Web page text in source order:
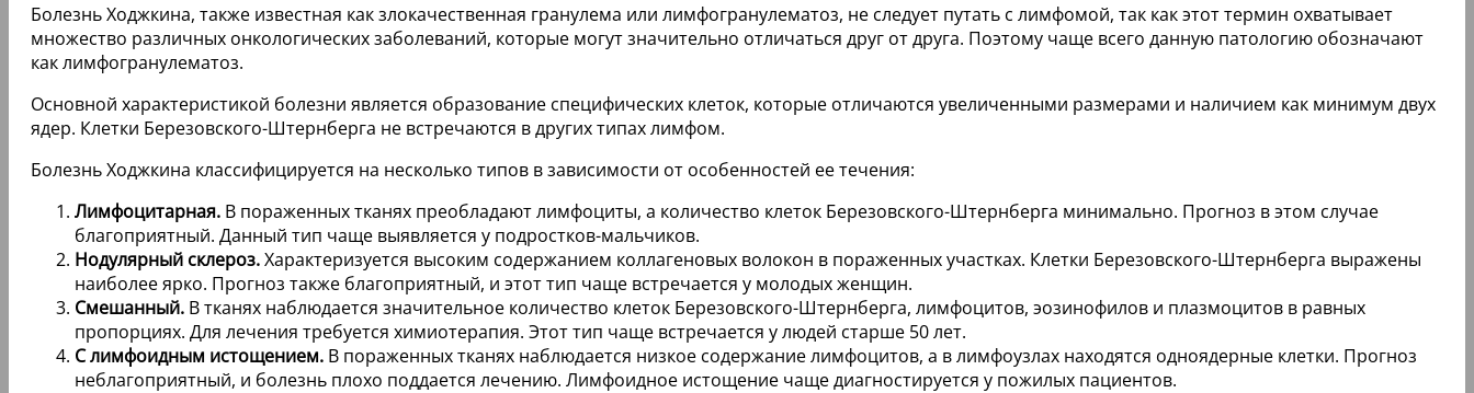
Болезнь Ходжкина, также известная как злокачественная гранулема или лимфогранулематоз, не следует путать с лимфомой, так как этот термин охватывает
множество различных онкологических заболеваний, которые могут значительно отличаться друг от друга. Поэтому чаще всего данную патологию обозначают
как лимфогранулематоз.
Основной характеристикой болезни является образование специфических клеток, которые отличаются увеличенными размерами и наличием как минимум двух
ядер. Клетки Березовского-Штернберга не встречаются в других типах лимфом.
Болезнь Ходжкина классифицируется на несколько типов в зависимости от особенностей ее течения:
Лимфоцитарная. В пораженных тканях преобладают лимфоциты, а количество клеток Березовского-Штернберга минимально. Прогноз в этом случае
благоприятный. Данный тип чаще выявляется у подростков-мальчиков.
Нодулярный склероз.Характеризуется высоким содержанием коллагеновых волокон в пораженных участках. Клетки Березовского-Штернберга выражены
наиболее ярко. Прогноз также благоприятный, и этот тип чаще встречается у молодых женщин.
Смешанный. В тканях наблюдается значительное количество клеток Березовского-Штернберга, лимфоцитов, эозинофилов и плазмоцитов в равных
пропорциях. Для лечения требуется химиотерапия. Этот тип чаще встречается у людей старше 50 лет.
С лимфоидным истощением. В пораженных тканях наблюдается низкое содержание лимфоцитов, а в лимфоузлах находятся одноядерные клетки. Прогноз
неблагоприятный, и болезнь плохо поддается лечению. Лимфоидное истощение чаще диагностируется у пожилых пациентов.